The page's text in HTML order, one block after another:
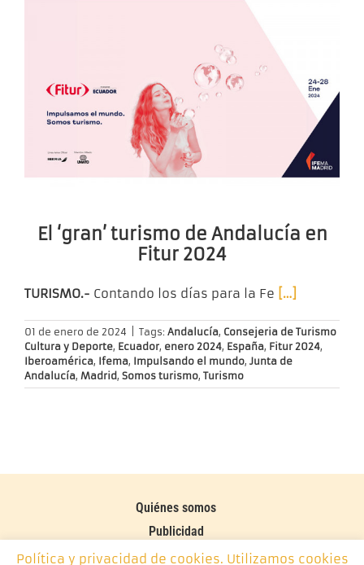
El ‘gran’ turismo de Andalucía en
Fitur 2024
TURISMO.- Contando los días para la Fe […]
01 de enero de 2024 Tags: Andalucía, Consejeria de Turismo
Cultura y Deporte, Ecuador, enero 2024, España, Fitur 2024,
Iberoamérica, Ifema, Impulsando el mundo, Junta de
Andalucía, Madrid, Somos turismo, Turismo
Quiénes somos
Publicidad
Contacto
Política y privacidad de cookies. Utilizamos cookies